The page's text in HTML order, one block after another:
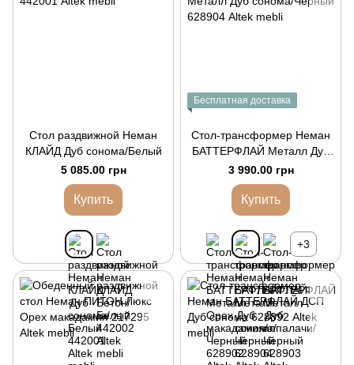
Стол раздвижной Неман
КЛАЙД Дуб сонома/Белый
5 085.00 грн
Купить
Бесплатная доставка
Стол-трансформер Неман
БАТТЕРФЛАЙ Металл Дуб
сонома/Черный
3 990.00 грн
Купить
+3